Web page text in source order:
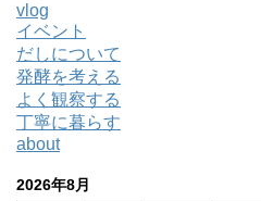
vlog
イベント
だしについて
発酵を考える
よく観察する
丁寧に暮らす
about
2026年8月